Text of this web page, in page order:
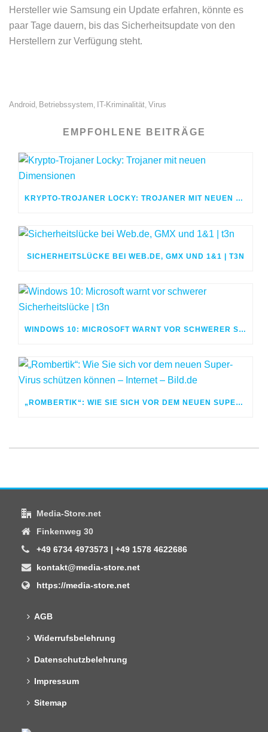
Hersteller wie Samsung ein Update erfahren, könnte es
paar Tage dauern, bis das Sicherheitsupdate von den
Herstellern zur Verfügung steht.
Android, Betriebssystem, IT-Kriminalität, Virus
EMPFOHLENE BEITRÄGE
KRYPTO-TROJANER LOCKY: TROJANER MIT NEUEN DIMENSIONEN
SICHERHEITSLÜCKE BEI WEB.DE, GMX UND 1&1 | T3N
WINDOWS 10: MICROSOFT WARNT VOR SCHWERER SICHERHEITSLÜCKE | T3N
„ROMBERTIK“: WIE SIE SICH VOR DEM NEUEN SUPER-VIRUS SCHÜTZEN KÖNNEN – INTERNET – BILD.DE
Media-Store.net
Finkenweg 30
+49 6734 4973573 | +49 1578 4622686
kontakt@media-store.net
https://media-store.net
AGB
Widerrufsbelehrung
Datenschutzbelehrung
Impressum
Sitemap